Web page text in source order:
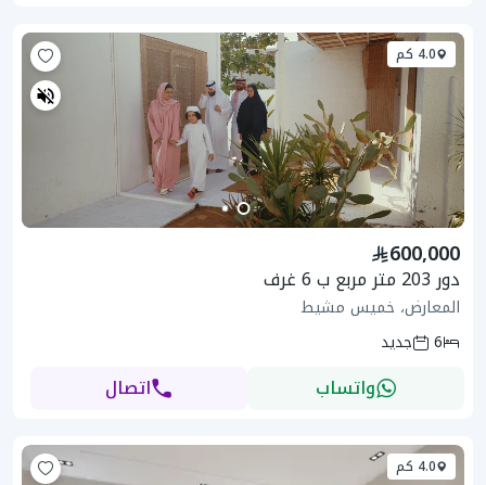
4.0 كم
600,000
دور 203 متر مربع ب 6 غرف
المعارض، خميس مشيط
6
جديد
واتساب اتصال
4.0 كم